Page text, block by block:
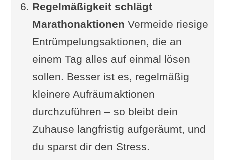
Regelmäßigkeit schlägt
Marathonaktionen Vermeide riesige
Entrümpelungsaktionen, die an
einem Tag alles auf einmal lösen
sollen. Besser ist es, regelmäßig
kleinere Aufräumaktionen
durchzuführen – so bleibt dein
Zuhause langfristig aufgeräumt, und
du sparst dir den Stress.